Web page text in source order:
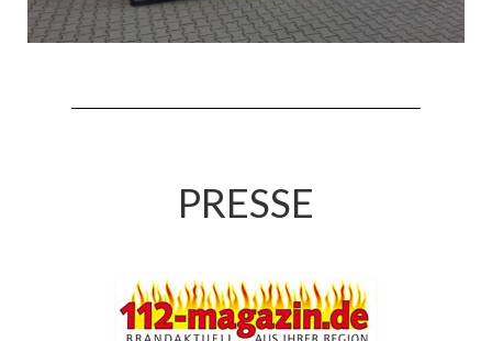
Benefizkonzert 2021
Verein
Fahrzeuge & Technik
Einsatzfahrzeuge
PRESSE